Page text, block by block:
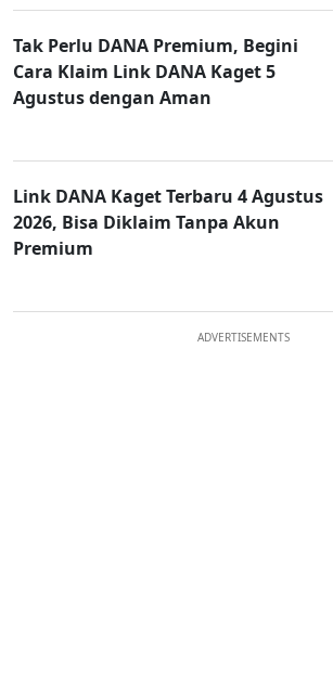
Tak Perlu DANA Premium, Begini
Cara Klaim Link DANA Kaget 5
Agustus dengan Aman
Link DANA Kaget Terbaru 4 Agustus
2026, Bisa Diklaim Tanpa Akun
Premium
ADVERTISEMENTS